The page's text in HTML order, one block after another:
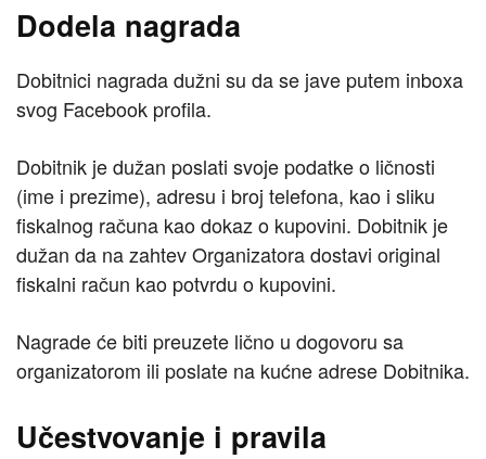
Dodela nagrada
Dobitnici nagrada dužni su da se jave putem inboxa
svog Facebook profila.
Dobitnik je dužan poslati svoje podatke o ličnosti
(ime i prezime), adresu i broj telefona, kao i sliku
fiskalnog računa kao dokaz o kupovini. Dobitnik je
dužan da na zahtev Organizatora dostavi original
fiskalni račun kao potvrdu o kupovini.
Nagrade će biti preuzete lično u dogovoru sa
organizatorom ili poslate na kućne adrese Dobitnika.
Učestvovanje i pravila